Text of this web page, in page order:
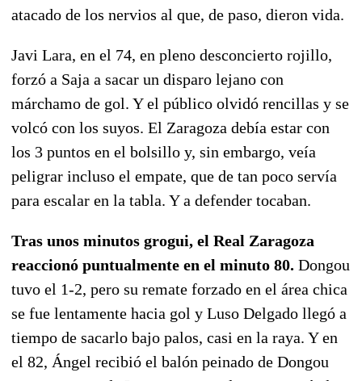
atacado de los nervios al que, de paso, dieron vida.
Javi Lara, en el 74, en pleno desconcierto rojillo,
forzó a Saja a sacar un disparo lejano con
márchamo de gol. Y el público olvidó rencillas y se
volcó con los suyos. El Zaragoza debía estar con
los 3 puntos en el bolsillo y, sin embargo, veía
peligrar incluso el empate, que de tan poco servía
para escalar en la tabla. Y a defender tocaban.
Tras unos minutos grogui, el Real Zaragoza
reaccionó puntualmente en el minuto 80. Dongou
tuvo el 1-2, pero su remate forzado en el área chica
se fue lentamente hacia gol y Luso Delgado llegó a
tiempo de sacarlo bajo palos, casi en la raya. Y en
el 82, Ángel recibió el balón peinado de Dongou